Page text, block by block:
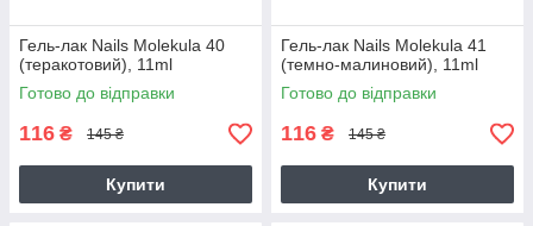
Гель-лак Nails Molekula 40
(теракотовий), 11ml
Готово до відправки
116 ₴ 145 ₴
Купити
Гель-лак Nails Molekula 41
(темно-малиновий), 11ml
Готово до відправки
116 ₴ 145 ₴
Купити